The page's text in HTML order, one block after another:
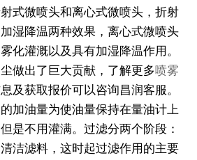
式微喷头和离心式微喷头，折射
湿降温两种效果，离心式微喷头
化灌溉以及具有加湿降温作用。
做出了巨大贡献，了解更多喷雾
及获取报价可以咨询昌润客服。
加油量为使油量保持在量油计上
是不用灌满。过滤分两个阶段：
洁滤料，这时起过滤作用的主要